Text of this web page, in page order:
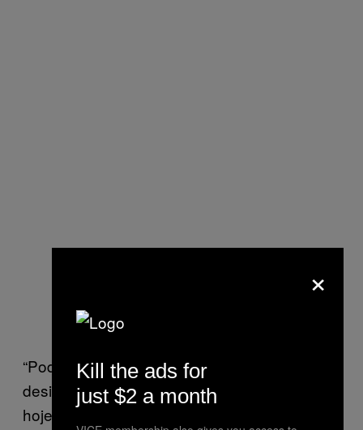
“Podemos dizer que o que era um bom
design 50 anos atrás ainda é um bom design
hoje em dia”, diz Hankin.
×
Kill the ads for
just $2 a month